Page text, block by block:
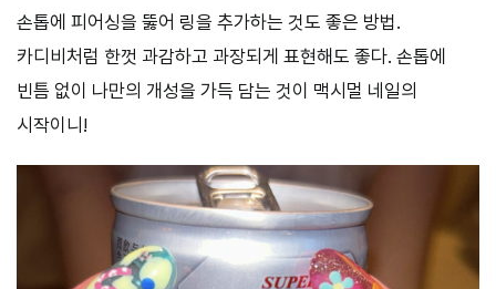
손톱에 피어싱을 뚫어 링을 추가하는 것도 좋은 방법.
카디비처럼 한껏 과감하고 과장되게 표현해도 좋다. 손톱에
빈틈 없이 나만의 개성을 가득 담는 것이 맥시멀 네일의
시작이니!